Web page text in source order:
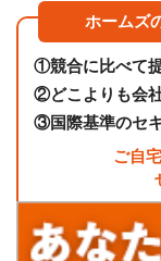
ホームズ
①競合に比べて
②どこよりも会
③国際基準のセ
ご自